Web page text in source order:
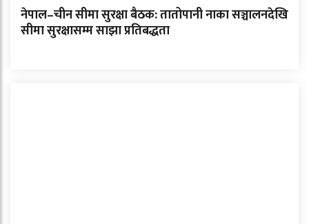
नेपाल–चीन सीमा सुरक्षा बैठक: तातोपानी नाका सञ्चालनदेखि
सीमा सुरक्षासम्म साझा प्रतिबद्धता